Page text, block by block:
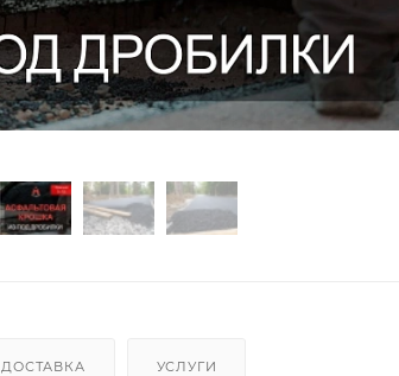
ДОСТАВКА УСЛУГИ